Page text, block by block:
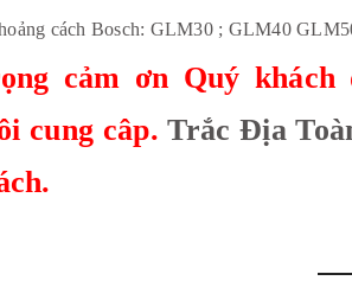
cách Bosch: GLM30 ; GLM40
cảm ơn Quý
cung câp.Trắc Địa